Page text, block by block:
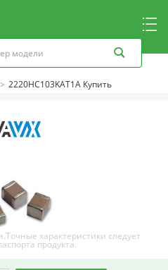
2220HC103KAT1A Купить
характеристики следует
продукта.